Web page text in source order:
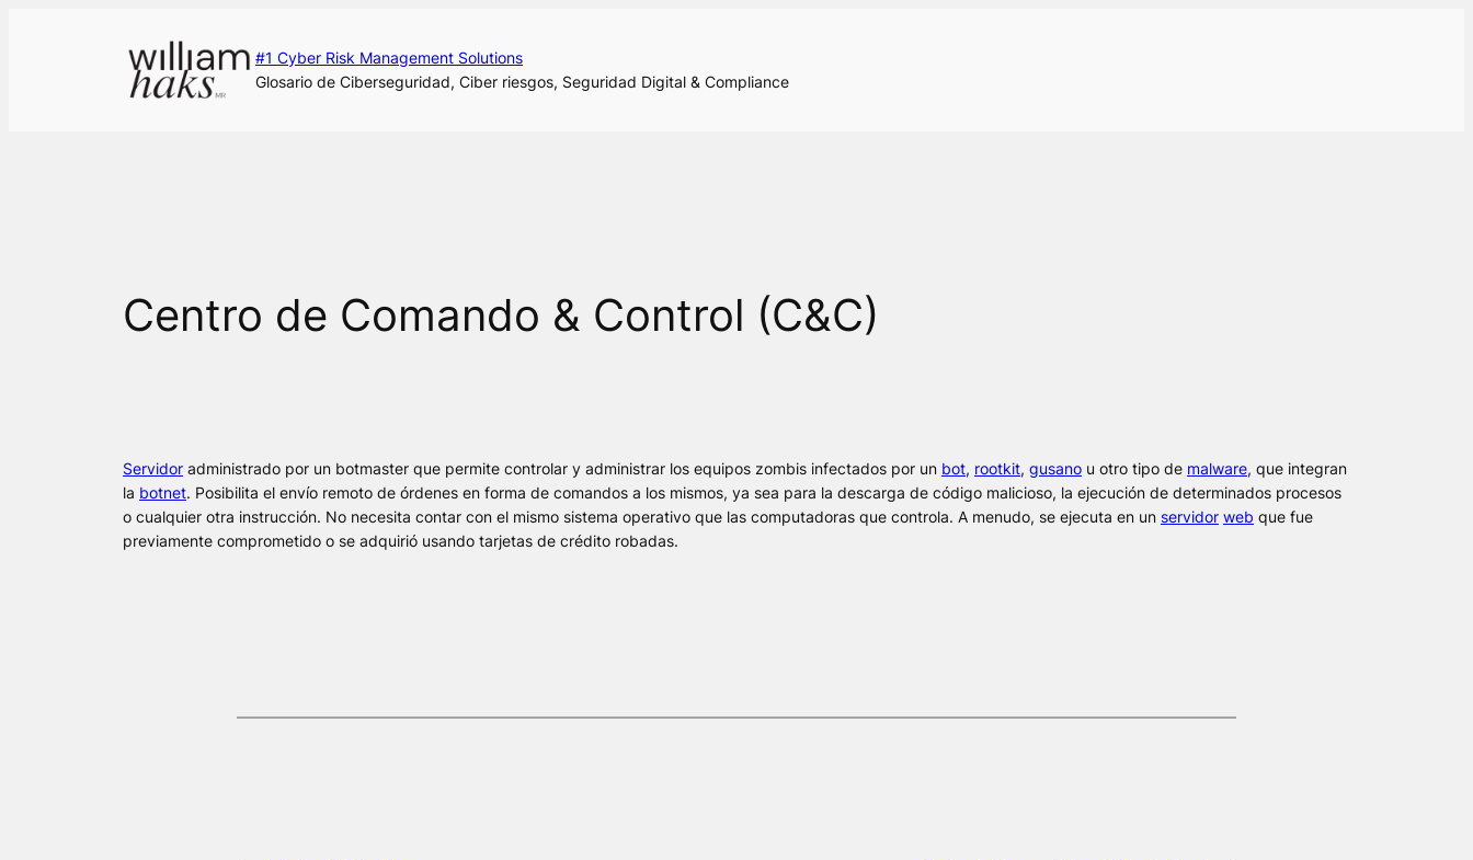
#1 Cyber Risk Management Solutions
Glosario de Ciberseguridad, Ciber riesgos, Seguridad Digital & Compliance
Centro de Comando & Control (C&C)
Servidor administrado por un botmaster que permite controlar y administrar los equipos zombis infectados por un bot, rootkit, gusano u otro tipo de malware, que integran
la botnet. Posibilita el envío remoto de órdenes en forma de comandos a los mismos, ya sea para la descarga de código malicioso, la ejecución de determinados procesos
o cualquier otra instrucción. No necesita contar con el mismo sistema operativo que las computadoras que controla. A menudo, se ejecuta en un servidor web que fue
previamente comprometido o se adquirió usando tarjetas de crédito robadas.